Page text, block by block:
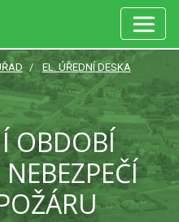
EL. ÚŘEDNÍ DESKA
OBDOBÍ